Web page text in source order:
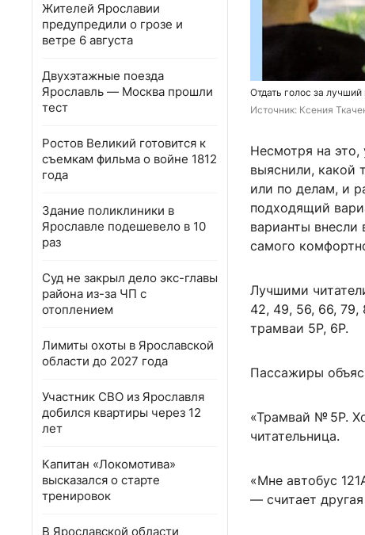
Жителей Ярославии
предупредили о грозе и
ветре 6 августа
Двухэтажные поезда
Ярославль — Москва прошли
тест
Ростов Великий готовится к
съемкам фильма о войне 1812
года
Здание поликлиники в
Ярославле подешевело в 10
раз
Суд не закрыл дело экс-главы
района из-за ЧП с
отоплением
Лимиты охоты в Ярославской
области до 2027 года
Участник СВО из Ярославля
добился квартиры через 12
лет
Капитан «Локомотива»
высказался о старте
тренировок
В Ярославской области
Отдать голос за
Источник: Ксения
Несмотря на
выяснили, какой
или по делам, и
подходящий
варианты
самого
Лучшими
42, 49, 56, 66,
трамваи 5Р, 6Р.
Пассажиры
«Трамвай № 5Р.
читательница.
«Мне автобус
— считает